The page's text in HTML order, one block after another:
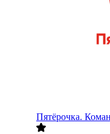
Пятёрочка.